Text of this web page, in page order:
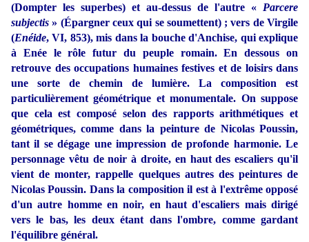
(Dompter les superbes) et au-dessus de l'autre « Parcere
subjectis» (Épargner ceux qui se soumettent) ; vers de Virgile
(Enéide, VI, 853), mis dans la bouche d'Anchise, qui explique
à Enée le rôle futur du peuple romain. En dessous on
retrouve des occupations humaines festives et de loisirs dans
une sorte de chemin de lumière. La composition est
particulièrement géométrique et monumentale. On suppose
que cela est composé selon des rapports arithmétiques et
géométriques, comme dans la peinture de Nicolas Poussin,
tant il se dégage une impression de profonde harmonie. Le
personnage vêtu de noir à droite, en haut des escaliers qu'il
vient de monter, rappelle quelques autres des peintures de
Nicolas Poussin. Dans la composition il est à l'extrême opposé
d'un autre homme en noir, en haut d'escaliers mais dirigé
vers le bas, les deux étant dans l'ombre, comme gardant
l'équilibre général.